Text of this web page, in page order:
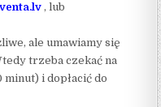
, lub
ale umawiamy się
trzeba czekać na
i dopłacić do